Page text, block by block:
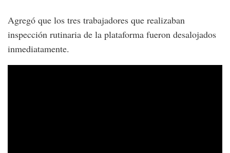
Agregó que los tres trabajadores que realizaban
inspección rutinaria de la plataforma fueron desalojados
inmediatamente.